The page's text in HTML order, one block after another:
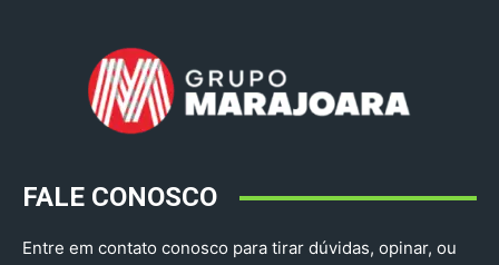
FALE CONOSCO
Entre em contato conosco para tirar dúvidas, opinar, ou